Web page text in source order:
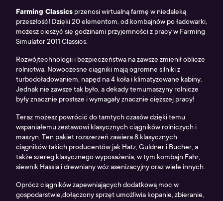
Farming Classics przenosi wirtualną farmę w niedaleką
przeszłość! Dzięki 20 elementom, od kombajnów po ładowarki,
możesz cieszyć się godzinami przyjemności z pracy w Farming
Simulator 2011 Classics.
Rozwójtechnologii i bezpieczeństwa na zawsze zmienił oblicze
rolnictwa. Nowoczesne ciągniki mają ogromne silniki z
turbodoładowaniem, napęd na 4 koła i klimatyzowane kabiny.
Jednak nie zawsze tak było, a dekady temumaszyny rolnicze
były znacznie prostsze i wymagały znacznie cięższej pracy!
Teraz możesz powrócić do tamtych czasów dzięki temu
wspaniałemu zestawowi klasycznych ciągników rolniczych i
maszyn. Ten pakiet rozszerzeń zawiera 8 klasycznych
ciągników takich producentów jak Hatz, Guldner i Bucher, a
także szereg klasycznego wyposażenia, w tym kombajn Fahr,
siewnik Hassia i drewniany wóz asenizacyjny oraz wiele innych.
Oprócz ciągników zapewniających dodatkową moc w
gospodarstwie,dołączony sprzęt umożliwia kopanie, zbieranie,